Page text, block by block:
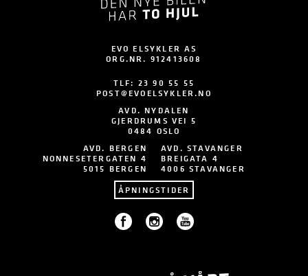
EVO ELSYKLER AS
ORG.NR. 912413608
TLF: 23 90 55 55
POST@EVOELSYKLER.NO
AVD. NYDALEN
GJERDRUMS VEI 5
0484 OSLO
AVD. BERGEN
NONNESETERGATEN 4
5015 BERGEN
AVD. STAVANGER
BREIGATA 4
4006 STAVANGER
ÅPNINGSTIDER